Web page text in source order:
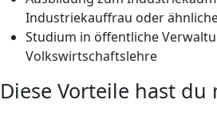
Industriekauffrau oder
Studium in öffentliche
Volkswirtschaftslehre
Diese Vorteile hast